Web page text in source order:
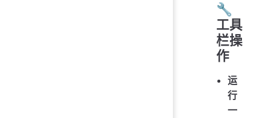
🔧
工具
栏操
作
运
行
一